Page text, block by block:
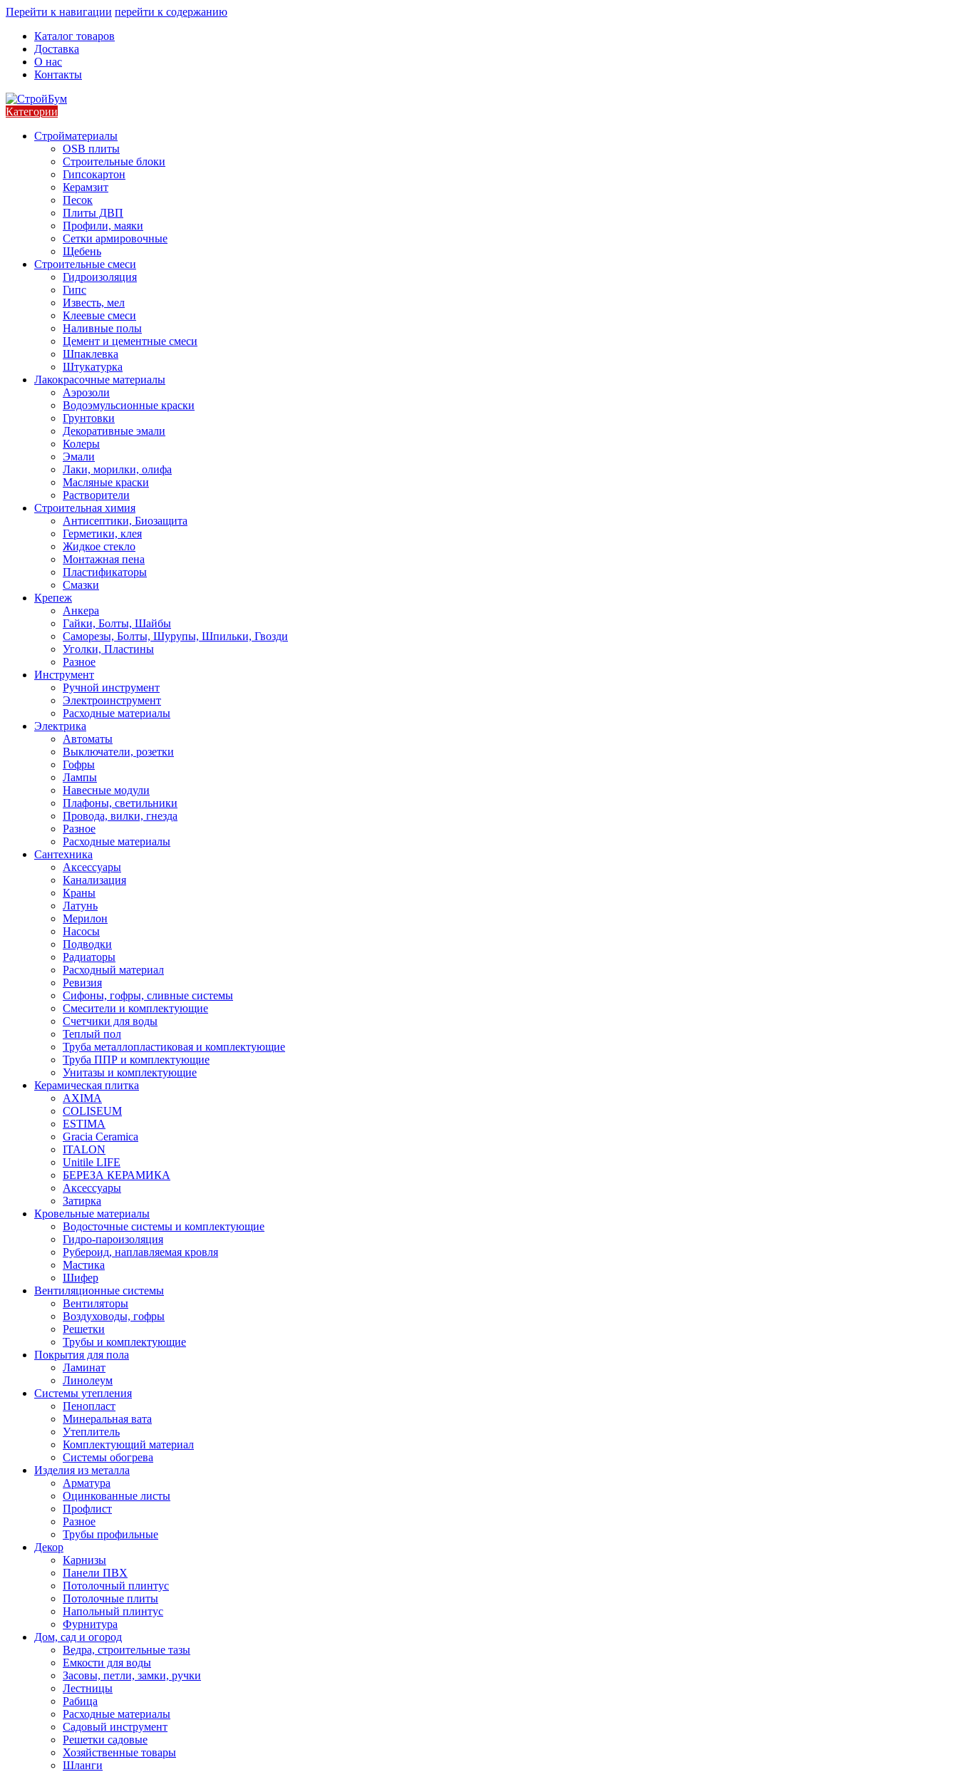
Перейти к навигации перейти к содержанию
Каталог товаров
Доставка
О нас
Контакты
Категории
Стройматериалы
OSB плиты
Строительные блоки
Гипсокартон
Керамзит
Песок
Плиты ДВП
Профили, маяки
Сетки армировочные
Щебень
Строительные смеси
Гидроизоляция
Гипс
Известь, мел
Клеевые смеси
Наливные полы
Цемент и цементные смеси
Шпаклевка
Штукатурка
Лакокрасочные материалы
Аэрозоли
Водоэмульсионные краски
Грунтовки
Декоративные эмали
Колеры
Эмали
Лаки, морилки, олифа
Масляные краски
Растворители
Строительная химия
Антисептики, Биозащита
Герметики, клея
Жидкое стекло
Монтажная пена
Пластификаторы
Смазки
Крепеж
Анкера
Гайки, Болты, Шайбы
Саморезы, Болты, Шурупы, Шпильки, Гвозди
Уголки, Пластины
Разное
Инструмент
Ручной инструмент
Электроинструмент
Расходные материалы
Электрика
Автоматы
Выключатели, розетки
Гофры
Лампы
Навесные модули
Плафоны, светильники
Провода, вилки, гнезда
Разное
Расходные материалы
Сантехника
Аксессуары
Канализация
Краны
Латунь
Мерилон
Насосы
Подводки
Радиаторы
Расходный материал
Ревизия
Сифоны, гофры, сливные системы
Смесители и комплектующие
Счетчики для воды
Теплый пол
Труба металлопластиковая и комплектующие
Труба ППР и комплектующие
Унитазы и комплектующие
Керамическая плитка
AXIMA
COLISEUM
ESTIMA
Gracia Ceramica
ITALON
Unitile LIFE
БЕРЕЗА КЕРАМИКА
Аксессуары
Затирка
Кровельные материалы
Водосточные системы и комплектующие
Гидро-пароизоляция
Рубероид, наплавляемая кровля
Мастика
Шифер
Вентиляционные системы
Вентиляторы
Воздуховоды, гофры
Решетки
Трубы и комплектующие
Покрытия для пола
Ламинат
Линолеум
Системы утепления
Пенопласт
Минеральная вата
Утеплитель
Комплектующий материал
Системы обогрева
Изделия из металла
Арматура
Оцинкованные листы
Профлист
Разное
Трубы профильные
Декор
Карнизы
Панели ПВХ
Потолочный плинтус
Потолочные плиты
Напольный плинтус
Фурнитура
Дом, сад и огород
Ведра, строительные тазы
Емкости для воды
Засовы, петли, замки, ручки
Лестницы
Рабица
Расходные материалы
Садовый инструмент
Решетки садовые
Хозяйственные товары
Шланги